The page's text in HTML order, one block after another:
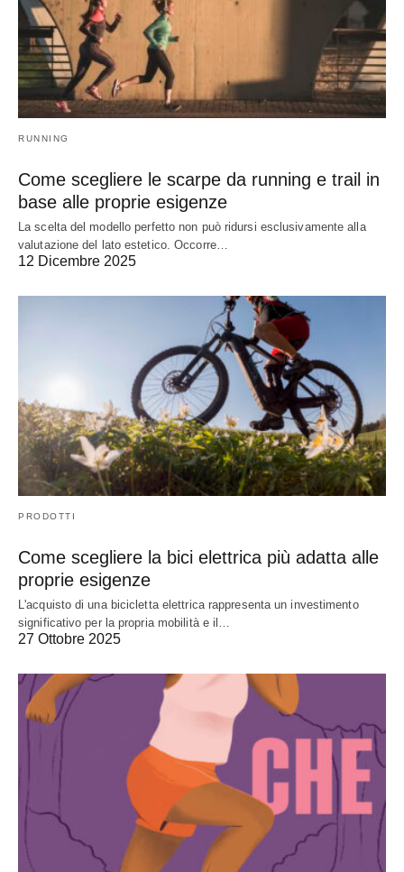
RUNNING
Come scegliere le scarpe da running e trail in
base alle proprie esigenze
La scelta del modello perfetto non può ridursi esclusivamente alla
valutazione del lato estetico. Occorre…
12 Dicembre 2025
PRODOTTI
Come scegliere la bici elettrica più adatta alle
proprie esigenze
L'acquisto di una bicicletta elettrica rappresenta un investimento
significativo per la propria mobilità e il…
27 Ottobre 2025